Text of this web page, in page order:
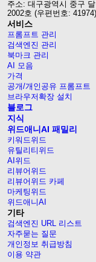
주소: 대구광역시 중구
2002호 (우편번호: 41974)
서비스
프롬프트 관리
검색엔진 관리
북마크 관리
AI 모음
가격
공개/개인공유 프롬프트
브라우저확장 설치
블로그
지식
위드애니AI 패밀리
키워드위드
유틸리티위드
AI위드
리뷰어위드
리뷰어위드 카페
마케팅위드
위드애니AI
기타
검색엔진 URL 리스트
자주묻는 질문
개인정보 취급방침
이용 약관